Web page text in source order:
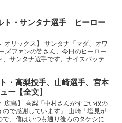
・サンタナ選手 ヒーロー
オリックス】 サンタナ「マダ、オワ
ズファンの皆さん、今日のヒーロー
サンタナ選手です。ナイスバッティ
・高梨投手、山崎選手、宮本
ー【全文】
広島】 高梨「中村さんがすごい僕の
ので感謝しています」 山崎「塩見が
、僕はいつも通り後ろのタケシに良